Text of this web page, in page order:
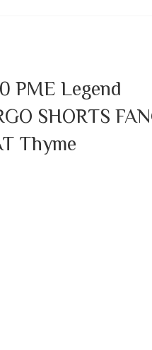
PME Legend
SHORTS
Thyme